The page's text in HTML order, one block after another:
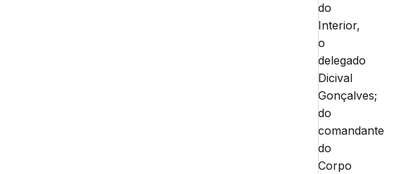
do
Interior,
o
delegado
Dicival
Gonçalves;
do
comandante
do
Corpo